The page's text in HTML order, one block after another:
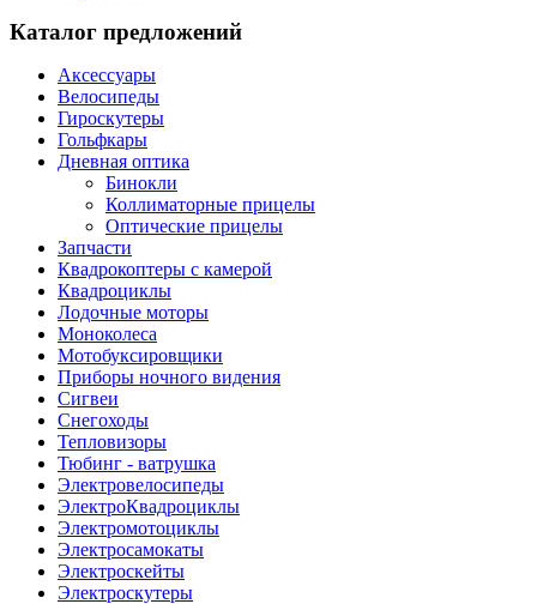
Каталог предложений
Аксессуары
Велосипеды
Гироскутеры
Гольфкары
Дневная оптика
Бинокли
Коллиматорные прицелы
Оптические прицелы
Запчасти
Квадрокоптеры с камерой
Квадроциклы
Лодочные моторы
Моноколеса
Мотобуксировщики
Приборы ночного видения
Сигвеи
Снегоходы
Тепловизоры
Тюбинг - ватрушка
Электровелосипеды
ЭлектроКвадроциклы
Электромотоциклы
Электросамокаты
Электроскейты
Электроскутеры